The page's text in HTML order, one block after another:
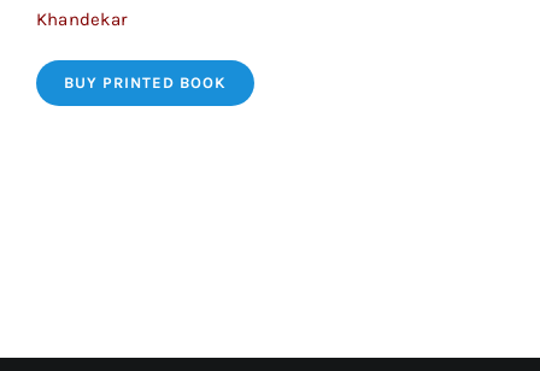
Khandekar
BUY PRINTED BOOK